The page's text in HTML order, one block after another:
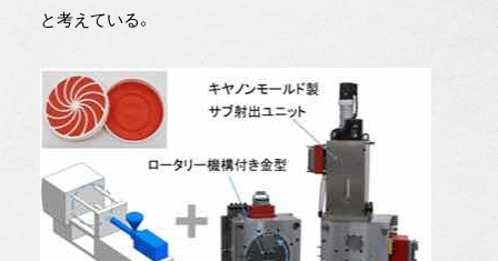
と考えている。